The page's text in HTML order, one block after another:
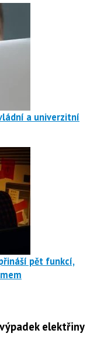
a univerzitní
pět funkcí,
elektřiny